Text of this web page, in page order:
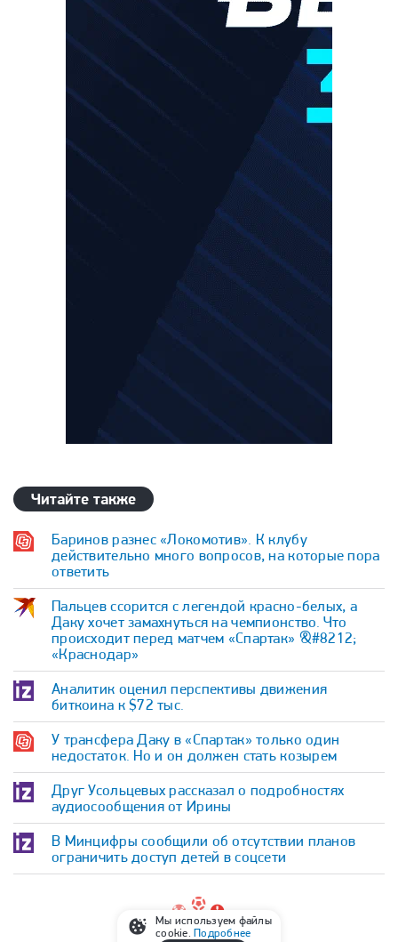
Читайте также
Баринов разнес «Локомотив». К клубу
действительно много вопросов, на которые пора
ответить
Пальцев ссорится с легендой красно-белых, а
Даку хочет замахнуться на чемпионство. Что
происходит перед матчем «Спартак» &#8212;
«Краснодар»
Аналитик оценил перспективы движения
биткоина к $72 тыс.
У трансфера Даку в «Спартак» только один
недостаток. Но и он должен стать козырем
Друг Усольцевых рассказал о подробностях
аудиосообщения от Ирины
В Минцифры сообщили об отсутствии планов
ограничить доступ детей в соцсети
Футбол РПЛ
Мы используем файлы
cookie.Подробнее